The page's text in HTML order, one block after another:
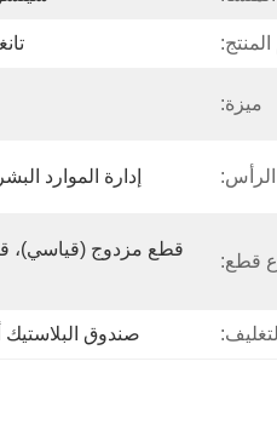
ميزة:
الرأس: إدارة الموارد البشرية
قطع:
صندوق البلاستيك